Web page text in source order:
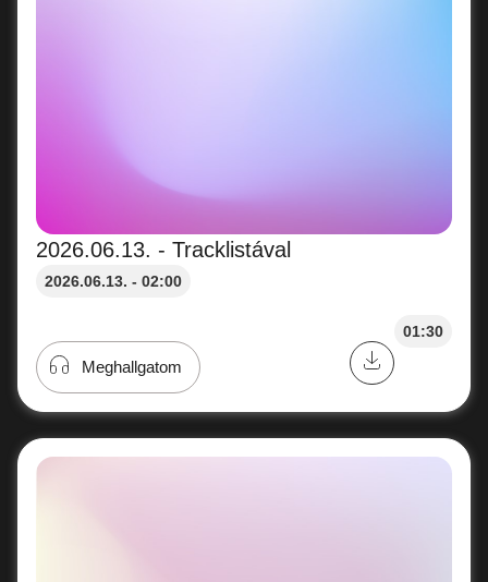
2026.06.13. - Tracklistával
2026.06.13. - 02:00
01:30
Meghallgatom